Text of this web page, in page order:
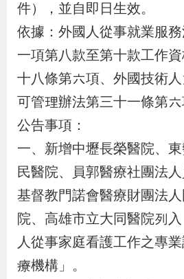
業
務
區
上
辦
宣
導
專
件），並自即日生效。
依據： 外國人從事就業服
一項第八款至第十款工作
十八條第六項、外國技術
可管理辦法第三十一條第六
公告事項：
一、 新增中壢長榮醫院、
民醫院、員郭醫療社團法
基督教門諾會醫療財團法
院、高雄市立大同醫院列
人從事家庭看護工作之專
療機構」。